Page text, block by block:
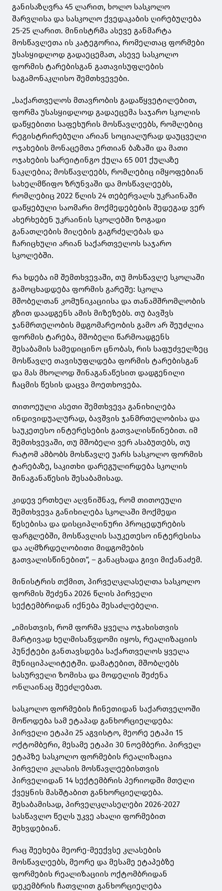
განისაზღვრა 45 ლარით, ხოლო სასკოლო
შარვლისა და სასკოლო ქვედაკაბის ღირებულება
25-25 ლარით. მინისტრმა ასევე განმარტა
მოსწავლეთა ის კატეგორია, რომელთაც ფორმები
უსასყიდლოდ გადაეცემათ, ასევე სასკოლო
ფორმის ტარებისგან გათავისუფლების
საგამონაკლისო შემთხვევები.
„საქართველოს მთავრობის გადაწყვეტილებით,
ფორმა უსასყიდლოდ გადაეცემა საჯარო სკოლის
დაწყებითი საფეხურის მოსწავლეებს, რომლებიც
რეგისტრირებული არიან სოციალურად დაუცველი
ოჯახების მონაცემთა ერთიან ბაზაში და მათი
ოჯახების სარეიტინგო ქულა 65 001 ქულაზე
ნაკლებია; მოსწავლეებს, რომლებიც იმყოფებიან
სახელმწიფო ზრუნვაში და მოსწავლეებს,
რომლებიც 2022 წლის 24 თებერვალს უკრაინაში
დაწყებული საომარი მოქმედებების შედეგად ვერ
ახერხებენ უკრაინის სკოლებში ზოგადი
განათლების მიღების გაგრძელებას და
ჩარიცხული არიან საქართველოს საჯარო
სკოლებში.
რა ხდება იმ შემთხვევაში, თუ მოსწავლე სკოლაში
გამოცხადდება ფორმის გარეშე: სკოლა
მშობელთან კომუნიკაციისა და თანამშრომლობის
გზით დაადგენს ამის მიზეზებს. თუ ბავშვს
ჯანმრთელობის მდგომარეობის გამო არ შეუძლია
ფორმის ტარება, მშობელი წარმოადგენს
შესაბამის სამედიცინო ცნობას, რის საფუძველზეც
მოსწავლე თავისუფლდება ფორმის ტარებისგან
და მას მხოლოდ შინაგანაწესით დადგენილი
ჩაცმის წესის დაცვა მოეთხოვება.
თითოეული ასეთი შემთხვევა განიხილება
ინდივიდუალურად, ბავშვის ჯანმრთელობისა და
საუკეთესო ინტერესების გათვალისწინებით. იმ
შემთხვევაში, თუ მშობელი ვერ ასაბუთებს, თუ
რატომ ამბობს მოსწავლე უარს სასკოლო ფორმის
ტარებაზე, საკითხი დარეგულირდება სკოლის
შინაგანაწესის შესაბამისად.
კიდევ ერთხელ აღვნიშნავ, რომ თითოეული
შემთხვევა განიხილება სკოლაში მოქმედი
წესებისა და დისციპლინური პროცედურების
ფარგლებში, მოსწავლის საუკეთესო ინტერესისა
და აღმზრდელობითი მიდგომების
გათვალისწინებით“, – განაცხადა გივი მიქანაძემ.
მინისტრის თქმით, პირველკლასელთა სასკოლო
ფორმის შეძენა 2026 წლის პირველი
სექტემბრიდან იქნება შესაძლებელი.
„იმისთვის, რომ ფორმა ყველა ოჯახისთვის
მარტივად ხელმისაწვდომი იყოს, რეალიზაციის
პუნქტები განთავსდება საქართველოს ყველა
მუნიციპალიტეტში. დამატებით, მშობლებს
სასურველი ზომისა და მოდელის შეძენა
ონლაინაც შეეძლებათ.
სასკოლო ფორმების ჩინეთიდან საქართველოში
მოწოდება სამ ეტაპად განხორციელდება:
პირველი ეტაპი 25 აგვისტო, მეორე ეტაპი 15
ოქტომბერი, მესამე ეტაპი 30 ნოემბერი. პირველ
ეტაპზე სასკოლო ფორმების რეალიზაცია
პირველი კლასის მოსწავლეებისთვის
პირველიდან 14 სექტემბრის პერიოდში მთელი
ქვეყნის მასშტაბით განხორციელდება.
შესაბამისად, პირველკლასელები 2026-2027
სასწავლო წელს უკვე ახალი ფორმებით
შეხვდებიან.
რაც შეეხება მეორე-მეექვსე კლასების
მოსწავლეებს, მეორე და მესამე ეტაპებზე
ფორმების რეალიზაციის ოქტომბრიდან
დეკემბრის ჩათვლით განხორციელება